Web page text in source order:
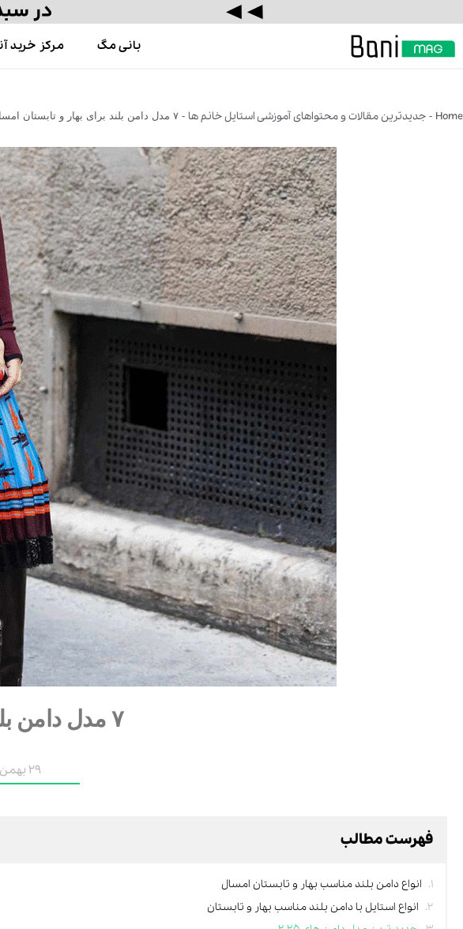
بانی مگ مرکز خرید
Home
- جدیدترین مقالات و محتواهای آموزشی استایل خانم ها - ۷ مدل دامن بلند برای بهار و تابستان امسال
۷ مدل دامن بلند برای بهار و تابستان امسال
29 بهمن 1403
فهرست مطالب
انواع دامن بلند مناسب بهار و تابستان امسال
انواع استایل با دامن بلند مناسب بهار و تابستان